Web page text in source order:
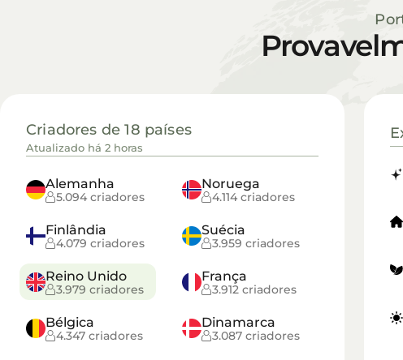
Criadores de 18 países
Atualizado há 2 horas
Alemanha
5.094 criadores
Noruega
4.114 criadores
Finlândia
4.079 criadores
Suécia
3.959 criadores
Reino Unido
3.979 criadores
França
3.912 criadores
Bélgica
4.347 criadores
Dinamarca
3.087 criadores